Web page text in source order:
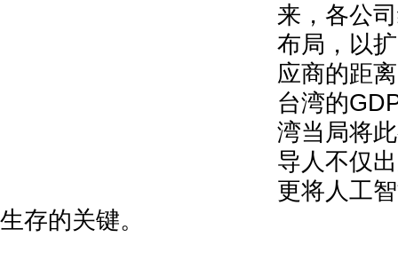
来，各公
布局，以
应商的距
台湾的
湾当局将
导人不仅
更将人工
生存的关键。